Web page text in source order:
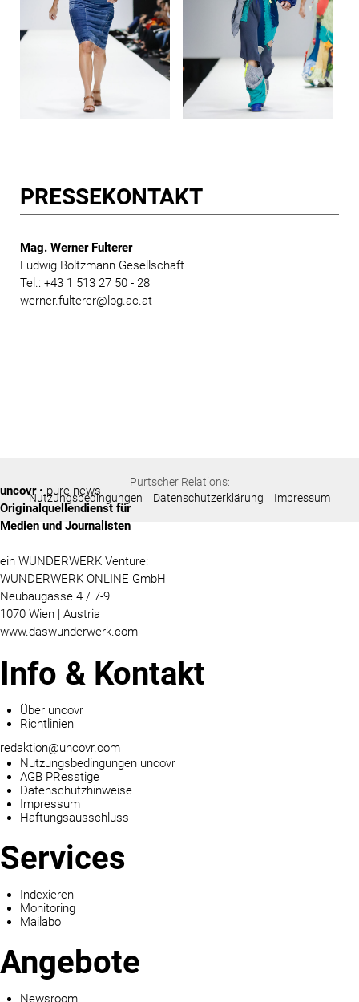
PRESSE­KONTAKT
Mag. Werner Fulterer
Ludwig Boltzmann Gesellschaft
Tel.: +43 1 513 27 50 - 28
werner.fulterer@lbg.ac.at
Purtscher Relations:
Nutzungsbedingungen
Datenschutzerklärung Impressum
uncovr• pure news
Originalquellendienst für
Medien und Journalisten
ein WUNDERWERK Venture:
WUNDERWERK ONLINE GmbH
Neubaugasse 4 / 7-9
1070 Wien | Austria
www.daswunderwerk.com
Info & Kontakt
Über uncovr
Richtlinien
redaktion@uncovr.com
Nutzungsbedingungen uncovr
AGB PResstige
Datenschutzhinweise
Impressum
Haftungsausschluss
Services
Indexieren
Monitoring
Mailabo
Angebote
Newsroom